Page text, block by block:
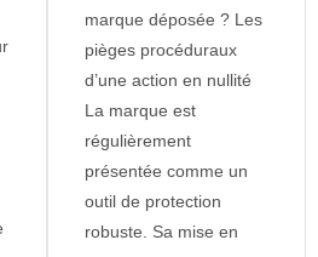
marque déposée ? Les
pièges procéduraux
d’une action en nullité
La marque est
régulièrement
présentée comme un
outil de protection
robuste. Sa mise en